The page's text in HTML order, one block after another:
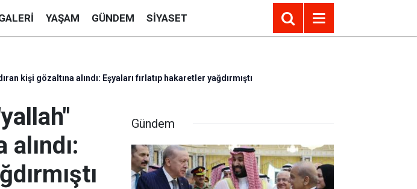
YAŞAM GÜNDEM SIYASET
kişi gözaltına alındı: Eşyaları fırlatıp hakaretler yağdırmıştı
Gündem